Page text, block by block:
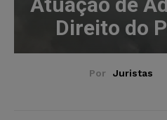
Direito do
Por Juristas